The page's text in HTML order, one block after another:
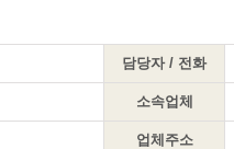
담당자 / 전화
소속업체
업체주소